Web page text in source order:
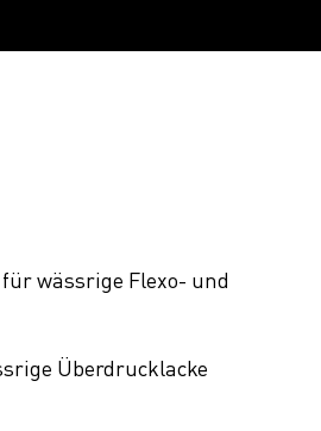
wässrige Flexo- und
Überdrucklacke